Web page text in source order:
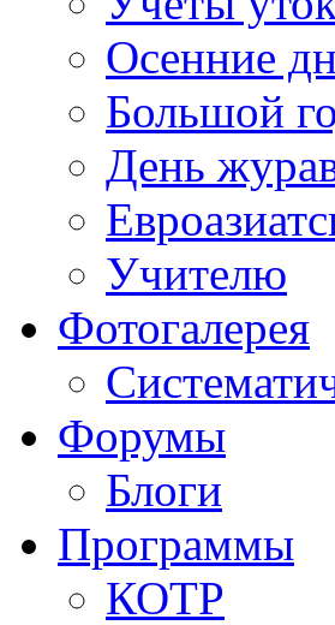
Осенние
Большой
День
Учителю
Фотогалерея
Форумы
Блоги
Программы
КОТР